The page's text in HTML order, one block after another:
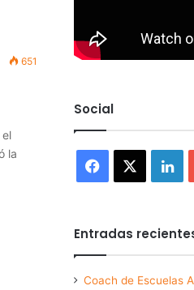
651
el
la
Social
Facebook
Entradas
Coach de Escuelas